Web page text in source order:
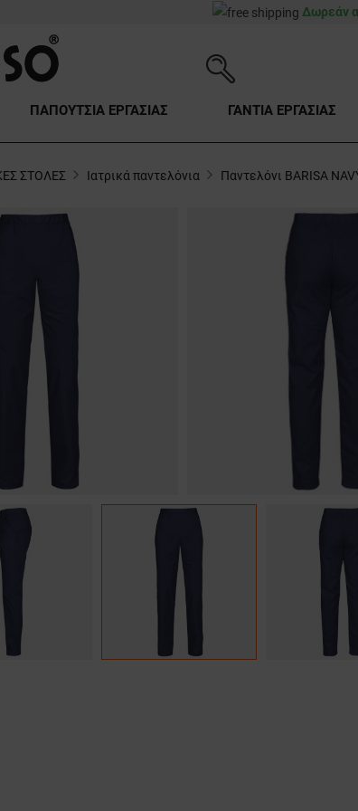
Δωρεάν
ΠΑΠΟΥΤΣΙΑ ΕΡΓΑΣΙΑΣ ΓΑΝΤΙΑ ΕΡΓΑΣΙΑΣ
ΣΤΟΛΕΣ Ιατρικά παντελόνια Παντελόνι BARISA